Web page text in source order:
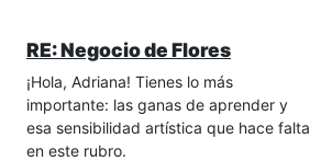
fabricas zapatillas, botas o
accesorios.
Prueba rápida: dícela en voz alta a
5 personas y pregunta qué sienten
(calidad, precio, estilo).
RE: Negocio de Flores
¡Hola, Adriana! Tienes lo más
importante: las ganas de aprender y
esa sensibilidad artística que hace falta
en este rubro.